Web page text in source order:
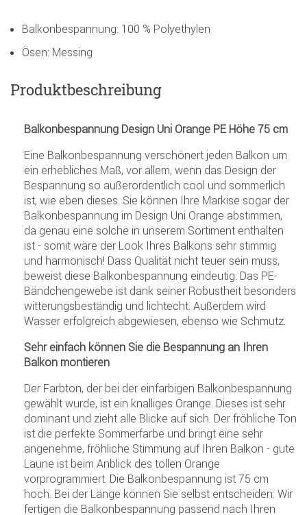
Balkonbespannung: 100 % Polyethylen
Ösen: Messing
Produktbeschreibung
Balkonbespannung Design Uni Orange PE Höhe 75 cm
Eine Balkonbespannung verschönert jeden Balkon um
ein erhebliches Maß, vor allem, wenn das Design der
Bespannung so außerordentlich cool und sommerlich
ist, wie eben dieses. Sie können Ihre Markise sogar der
Balkonbespannung im Design Uni Orange abstimmen,
da genau eine solche in unserem Sortiment enthalten
ist - somit wäre der Look Ihres Balkons sehr stimmig
und harmonisch! Dass Qualität nicht teuer sein muss,
beweist diese Balkonbespannung eindeutig. Das PE-
Bändchengewebe ist dank seiner Robustheit besonders
witterungsbeständig und lichtecht. Außerdem wird
Wasser erfolgreich abgewiesen, ebenso wie Schmutz.
Sehr einfach können Sie die Bespannung an Ihren
Balkon montieren
Der Farbton, der bei der einfarbigen Balkonbespannung
gewählt wurde, ist ein knalliges Orange. Dieses ist sehr
dominant und zieht alle Blicke auf sich. Der fröhliche Ton
ist die perfekte Sommerfarbe und bringt eine sehr
angenehme, fröhliche Stimmung auf Ihren Balkon - gute
Laune ist beim Anblick des tollen Orange
vorprogrammiert. Die Balkonbespannung ist 75 cm
hoch. Bei der Länge können Sie selbst entscheiden: Wir
fertigen die Balkonbespannung passend nach Ihren